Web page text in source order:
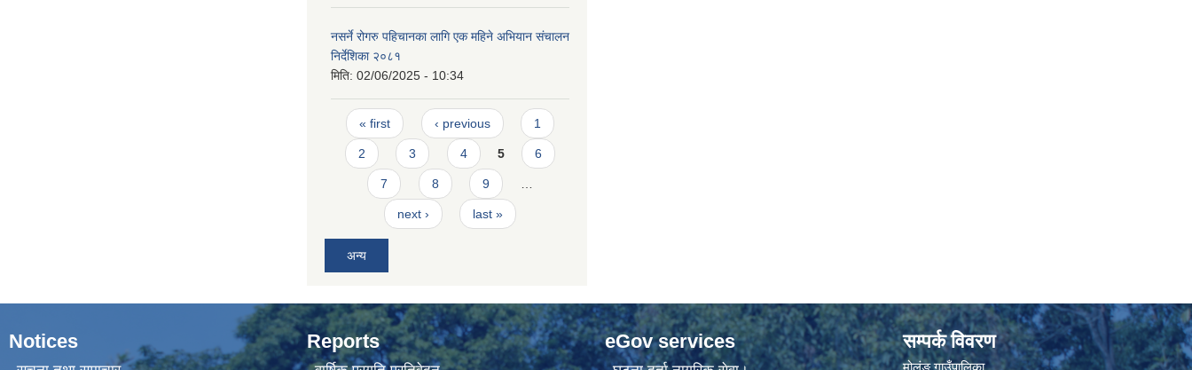
नसर्ने रोगरु पहिचानका लागि एक महिने अभियान संचालन
निर्देशिका २०८१
मिति: 02/06/2025 - 10:34
Pages
« first ‹ previous 1
2 3 4 5 6
7 8 9
next › last »
अन्य
Notices Reports eGov services सम्पर्क विवरण
मोलुंङ गाउँपालिका